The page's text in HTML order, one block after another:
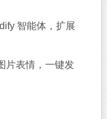
智能体，扩展
片表情，一键发